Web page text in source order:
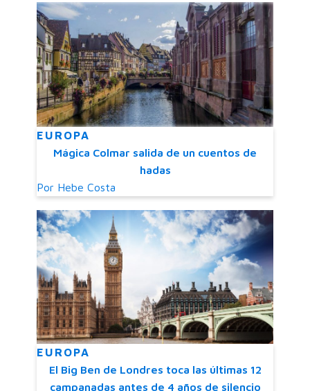
EUROPA
Mágica Colmar salida de un cuentos de
hadas
Por Hebe Costa
EUROPA
El Big Ben de Londres toca las últimas 12
campanadas antes de 4 años de silencio